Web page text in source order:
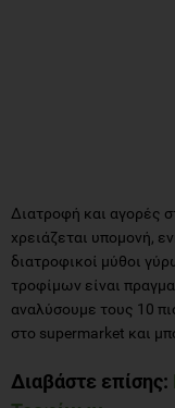
Διατροφή και αγορές
χρειάζεται υπομονή,
διατροφικοί μύθοι
τροφίμων είναι
αναλύσουμε τους 10
στο supermarket και
Διαβάστε επίσης: